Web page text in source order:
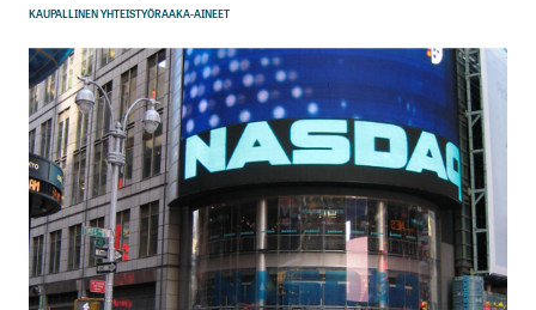
KAUPALLINEN YHTEISTYÖRAAKA-AINEET